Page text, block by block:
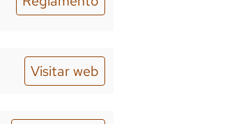
Visitar web